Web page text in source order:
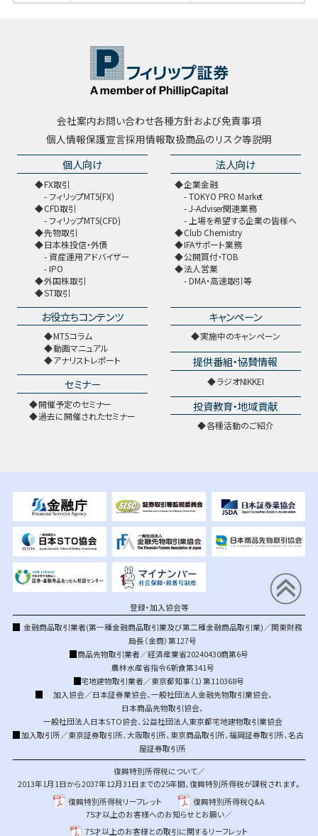
会社案内お問い合わせ各種方針および免責事項
個人情報保護宣言採用情報取扱商品のリスク等説明
個人向け
FX取引
フィリップMT5(FX)
CFD取引
フィリップMT5(CFD)
先物取引
日本株投信・外債
資産運用アドバイザー
IPO
外国株取引
ST取引
法人向け
企業金融
TOKYO PRO Market
J-Adviser関連業務
上場を希望する企業の皆様へ
Club Chemistry
IFAサポート業務
公開買付・TOB
法人営業
DMA・高速取引等
お役立ちコンテンツ
MT5コラム
動画マニュアル
アナリストレポート
セミナー
開催予定のセミナー
過去に開催されたセミナー
キャンペーン
実施中のキャンペーン
提供番組・協賛情報
ラジオNIKKEI
投資教育・地域貢献
各種活動のご紹介
登録・加入協会等
金融商品取引業者(第一種金融商品取引業及び第二種金融商品取引業)／関東財務
局長（金商）第127号
商品先物取引業者／経済産業省20240430商第6号
農林水産省指令6新食第341号
宅地建物取引業者／東京都知事（1）第110368号
加入協会／日本証券業協会、 一般社団法人金融先物取引業協会、
日本商品先物取引協会、
一般社団法人日本STO協会、 公益社団法人東京都宅地建物取引業協会
加入取引所／東京証券取引所、大阪取引所、 東京商品取引所、福岡証券取引所、名古
屋証券取引所
復興特別所得税について／
2013年1月1日から2037年12月31日までの25年間、復興特別所得税が課税されます。
復興特別所得税リーフレット
復興特別所得税Q&A
75才以上のお客様へのお知らせとお願い／
75才以上のお客様との取引に関するリーフレット